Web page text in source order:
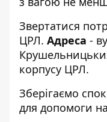
Звертатися
ЦРЛ. Адреса -
корпусу ЦРЛ.
Зберігаємо
для допомоги